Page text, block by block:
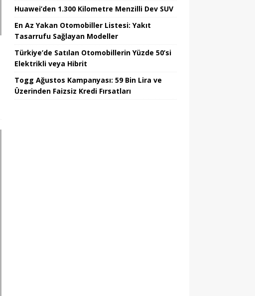
Huawei’den 1.300 Kilometre Menzilli Dev SUV
En Az Yakan Otomobiller Listesi: Yakıt
Tasarrufu Sağlayan Modeller
Türkiye’de Satılan Otomobillerin Yüzde 50’si
Elektrikli veya Hibrit
Togg Ağustos Kampanyası: 59 Bin Lira ve
Üzerinden Faizsiz Kredi Fırsatları